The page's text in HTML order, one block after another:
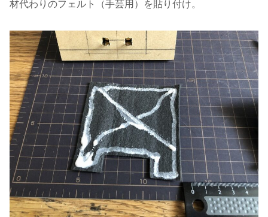
材代わりのフェルト（手芸用）を貼り付け。